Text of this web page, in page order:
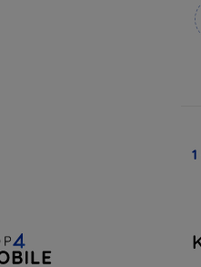
1